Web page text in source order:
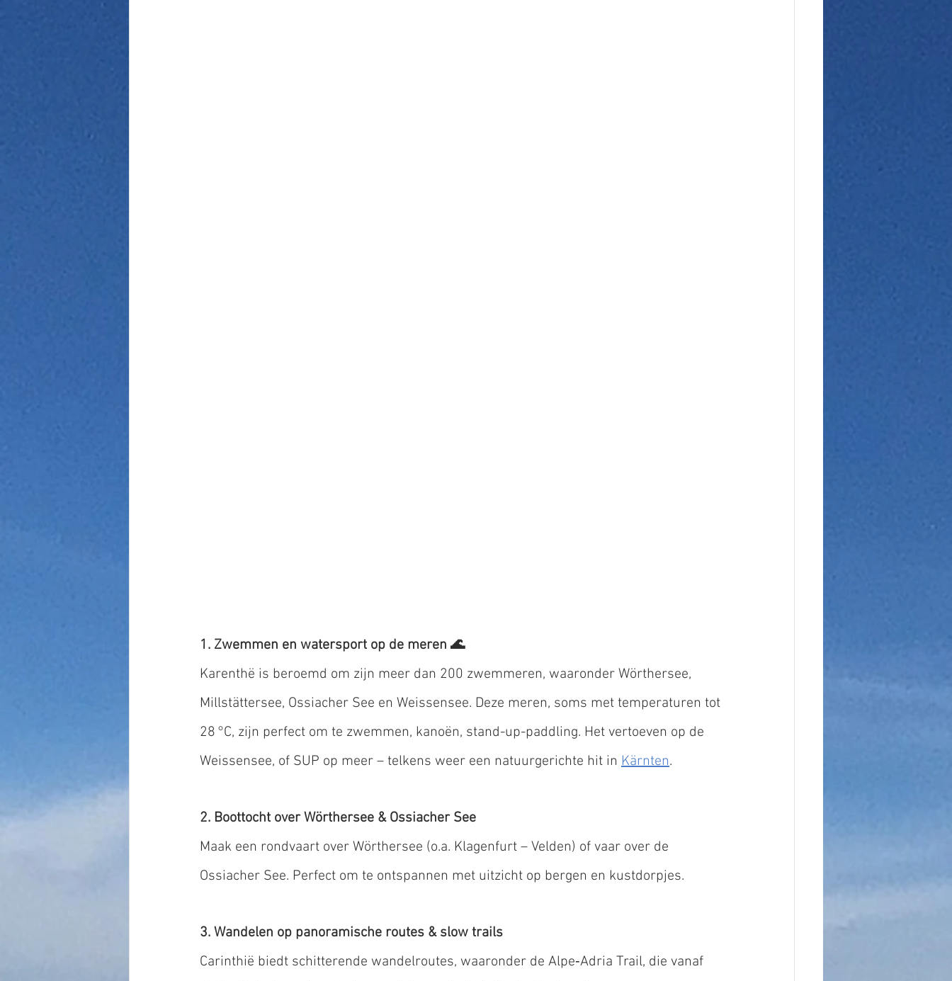
1. Zwemmen en watersport op de meren 🌊
Karenthë is beroemd om zijn meer dan 200 zwemmeren, waaronder Wörthersee,
Millstättersee, Ossiacher See en Weissensee. Deze meren, soms met temperaturen tot
28 °C, zijn perfect om te zwemmen, kanoën, stand-up-paddling. Het vertoeven op de
Weissensee, of SUP op meer – telkens weer een natuurgerichte hit in Kärnten.
2. Boottocht over Wörthersee & Ossiacher See
Maak een rondvaart over Wörthersee (o.a. Klagenfurt – Velden) of vaar over de
Ossiacher See. Perfect om te ontspannen met uitzicht op bergen en kustdorpjes.
3. Wandelen op panoramische routes & slow trails
Carinthië biedt schitterende wandelroutes, waaronder de Alpe‑Adria Trail, die vanaf